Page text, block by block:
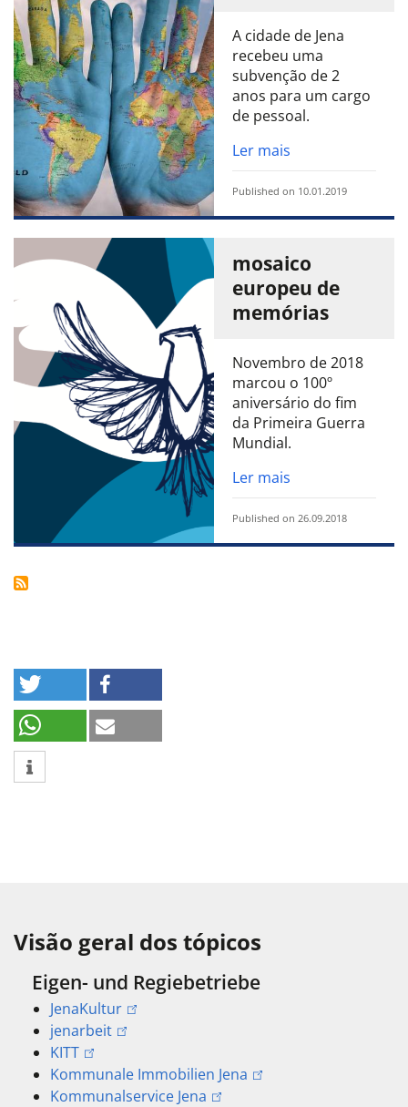
A cidade de Jena
recebeu uma
subvenção de 2
anos para um cargo
de pessoal.
Ler mais
Published on 10.01.2019
mosaico
europeu de
memórias
Novembro de 2018
marcou o 100º
aniversário do fim
da Primeira Guerra
Mundial.
Ler mais
Published on 26.09.2018
Visão geral dos tópicos
Eigen- und Regiebetriebe
JenaKultur
jenarbeit
KITT
Kommunale Immobilien Jena
Kommunalservice Jena